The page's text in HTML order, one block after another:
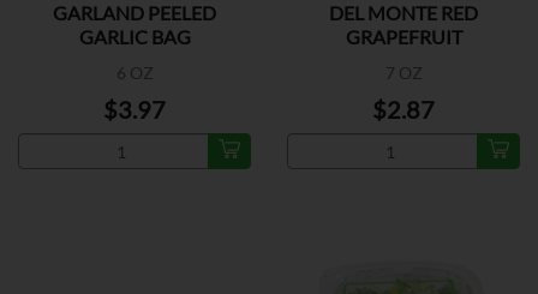
GARLAND PEELED
GARLIC BAG
6 OZ
$3.97
DEL MONTE RED
GRAPEFRUIT
7 OZ
$2.87